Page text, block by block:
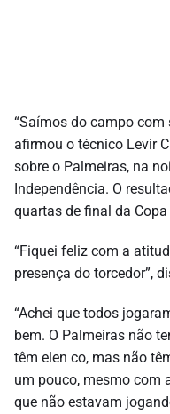
“Saímos do campo com
afirmou o técnico Levir
sobre o Palmeiras, na
Independência. O
quartas de final da
“Fiquei feliz com a
presença do torcedor”,
“Achei que todos
bem. O Palmeiras não
têm elen co, mas não
um pouco, mesmo com
que não estavam